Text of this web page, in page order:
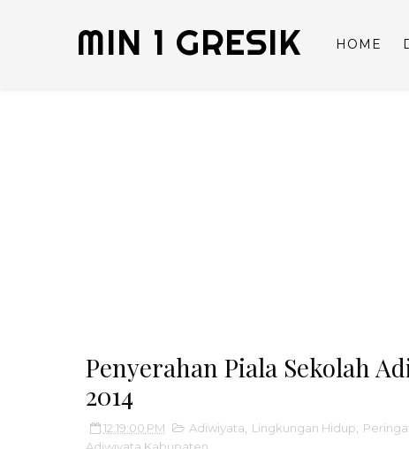
MIN 1 GRESIK HOME
Penyerahan Piala Sekolah
2014
12:19:00 PM Adiwiyata Lingkungan Hidup